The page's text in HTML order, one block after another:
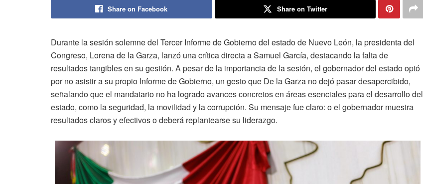
Share on Facebook Share on Twitter
Durante la sesión solemne del Tercer Informe de Gobierno del estado de Nuevo León, la presidenta del
Congreso, Lorena de la Garza, lanzó una crítica directa a Samuel García, destacando la falta de
resultados tangibles en su gestión. A pesar de la importancia de la sesión, el gobernador del estado optó
por no asistir a su propio Informe de Gobierno, un gesto que De la Garza no dejó pasar desapercibido,
señalando que el mandatario no ha logrado avances concretos en áreas esenciales para el desarrollo del
estado, como la seguridad, la movilidad y la corrupción. Su mensaje fue claro: o el gobernador muestra
resultados claros y efectivos o deberá replantearse su liderazgo.